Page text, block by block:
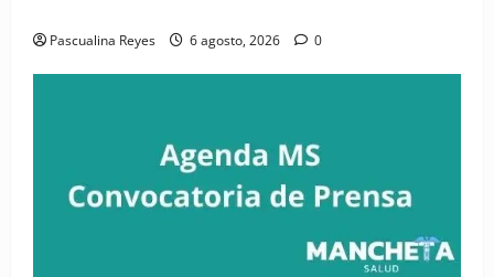
Pascualina Reyes 6 agosto, 2026 0